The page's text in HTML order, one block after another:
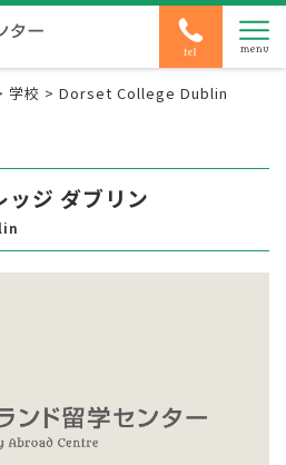
学校 > Dorset College Dublin
ッジ ダブリン